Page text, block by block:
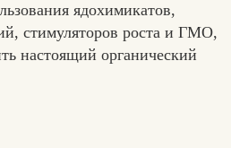
ядохимикатов,
стимуляторов роста и ГМО,
настоящий органический